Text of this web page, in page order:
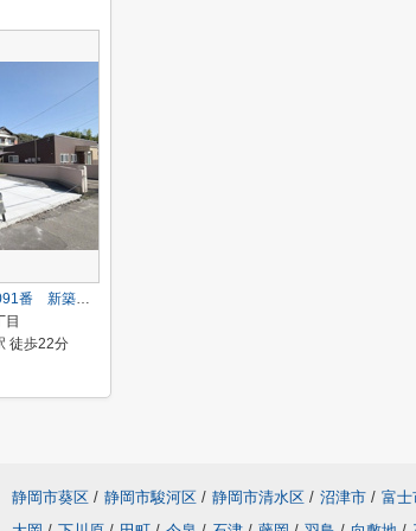
富士市国久保１丁目2091番 新築戸建て B号棟
目
徒歩22分
静岡市葵区 / 静岡市駿河区 / 静岡市清水区 / 沼津市 / 富士